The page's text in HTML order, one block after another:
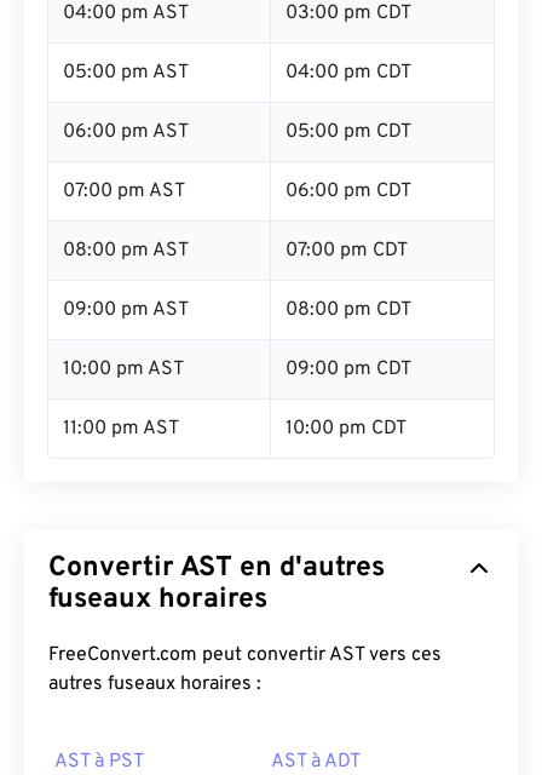
04:00 pm AST 03:00 pm CDT
05:00 pm AST 04:00 pm CDT
06:00 pm AST 05:00 pm CDT
07:00 pm AST 06:00 pm CDT
08:00 pm AST 07:00 pm CDT
09:00 pm AST 08:00 pm CDT
10:00 pm AST 09:00 pm CDT
11:00 pm AST 10:00 pm CDT
Convertir AST en d'autres
fuseaux horaires
FreeConvert.com peut convertir AST vers ces
autres fuseaux horaires :
AST à PST AST à ADT